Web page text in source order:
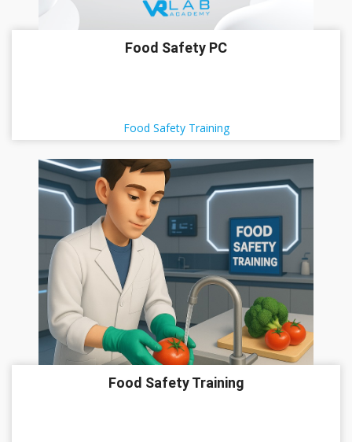
Food Safety PC
Food Safety Training
Food Safety Training